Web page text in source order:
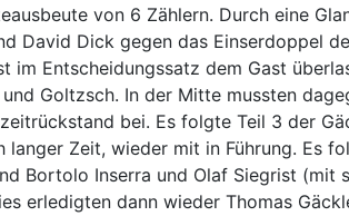
von 6 Zählern. Durch eine
David Dick gegen das Einserdoppel
Entscheidungssatz dem Gast
Goltzsch. In der Mitte mussten
bei. Es folgte Teil 3 der
Zeit, wieder mit in Führung. Es
Bortolo Inserra und Olaf Siegrist (mit
erledigten dann wieder Thomas